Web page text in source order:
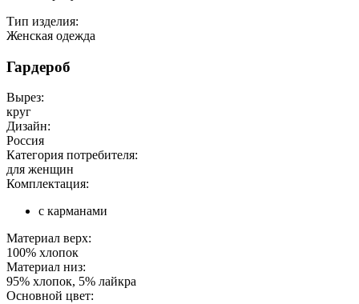
Тип изделия:
Женская одежда
Гардероб
Вырез:
круг
Дизайн:
Россия
Категория потребителя:
для женщин
Комплектация:
с карманами
Материал верх:
100% хлопок
Материал низ:
95% хлопок, 5% лайкра
Основной цвет: